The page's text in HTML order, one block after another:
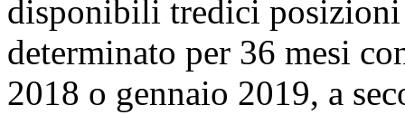
disponibili tredici
determinato per 36 mesi
2018 o gennaio 2019, a